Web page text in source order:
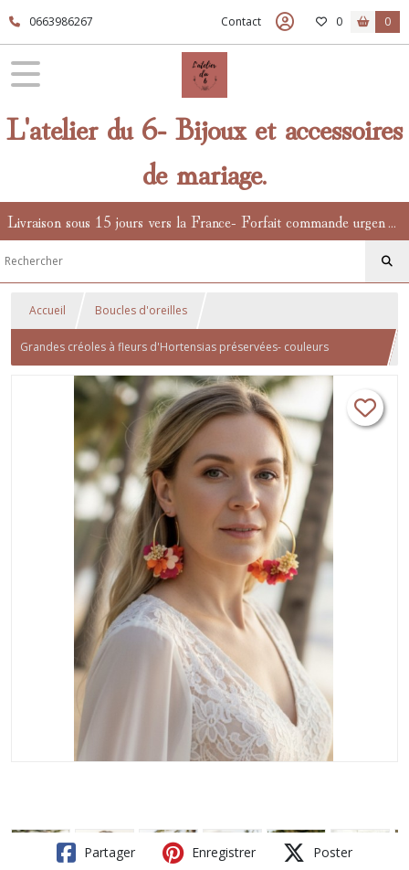
0663986267 Contact 0 0
L'atelier du 6- Bijoux et accessoires
de mariage.
Livraison sous 15 jours vers la France- Forfait commande urgente en supplément.
Accueil Boucles d'oreilles
Grandes créoles à fleurs d'Hortensias préservées- couleurs
vibrantes- fuchsia, orange, jaune, rose givré- bijoux bohèmes-
mariage- cérémonie.
Partager Enregistrer Poster